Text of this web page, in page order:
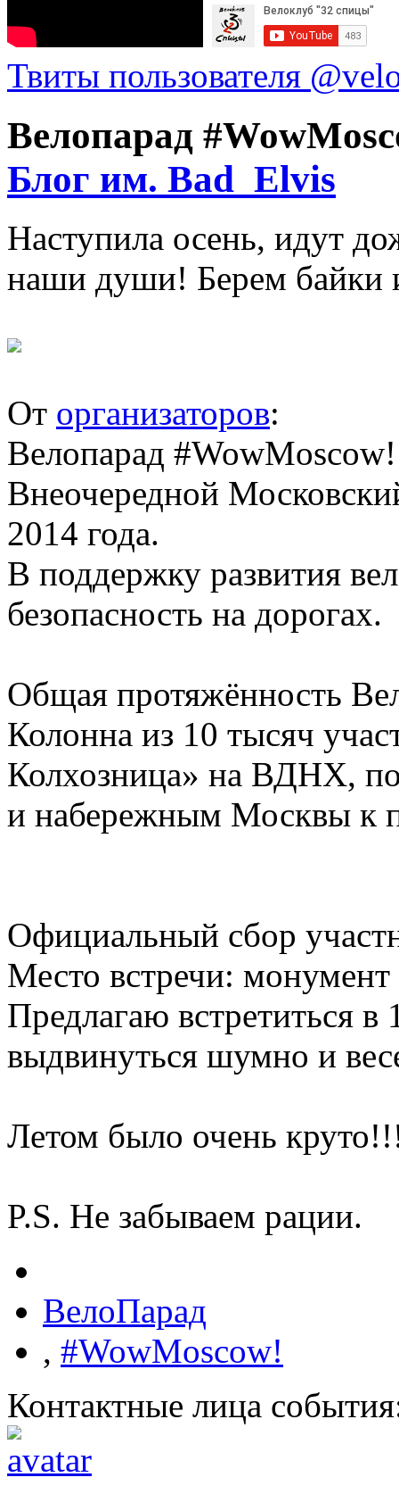
Твиты пользователя
Велопарад
Блог им. Bad_Elvis
Наступила осень, идут
наши души! Берем байки
От организаторов:
Велопарад #WowMoscow!
Внеочередной
2014 года.
В поддержку развития
безопасность на дорогах.
Общая протяжённость
Колонна из 10 тысяч
Колхозница» на ВДНХ,
и набережным Москвы к
Официальный сбор
Место встречи:
Предлагаю встретиться
выдвинуться шумно и
Летом было очень
P.S. Не забываем рации.
ВелоПарад
, #WowMoscow!
Контактные лица